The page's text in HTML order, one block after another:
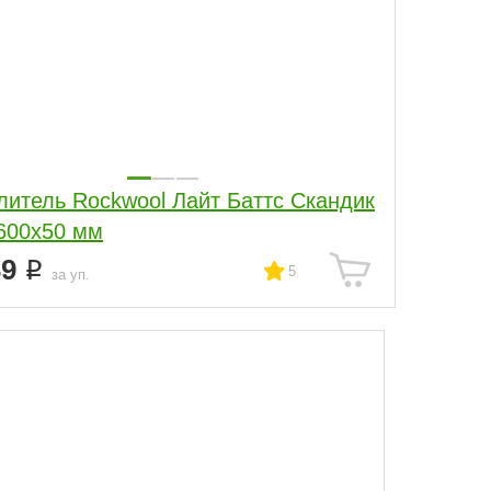
Rockwool Лайт Баттс Скандик
мм
за уп. 5